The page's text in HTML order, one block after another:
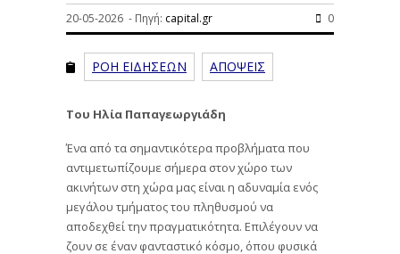
20-05-2026 - Πηγή: capital.gr 0
ΡΟΗ ΕΙΔΗΣΕΩΝ ΑΠΟΨΕΙΣ
Του Ηλία Παπαγεωργιάδη
Ένα από τα σημαντικότερα προβλήματα που
αντιμετωπίζουμε σήμερα στον χώρο των
ακινήτων στη χώρα μας είναι η αδυναμία ενός
μεγάλου τμήματος του πληθυσμού να
αποδεχθεί την πραγματικότητα. Επιλέγουν να
ζουν σε έναν φανταστικό κόσμο, όπου φυσικά